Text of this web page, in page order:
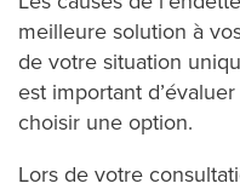
meilleure solution à
de votre situation
est important
choisir une option.
Lors de votre